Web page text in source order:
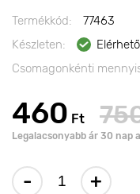
Termékkód:
77463
Készleten:
Elérhető
Csomagonkénti
460 Ft
Legalacsonyabb ár 30 nap
- +